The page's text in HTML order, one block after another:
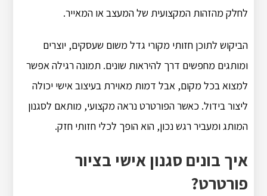
לחלק מהזהות המקצועית של המעצב או המאייר.
הביקוש לתוכן חזותי מקורי גדל משום שעסקים, יוצרים
ומותגים מחפשים דרך להיראות שונים. תמונה רגילה אפשר
למצוא בכל מקום, אבל דמות מאוירת בעיצוב אישי יכולה
ליצור בידול. כאשר הפורטרט נראה מקצועי, מותאם לסגנון
המותג ומעביר רגש נכון, הוא הופך לכלי חזותי חזק.
איך בונים סגנון אישי בציור
פורטרט?